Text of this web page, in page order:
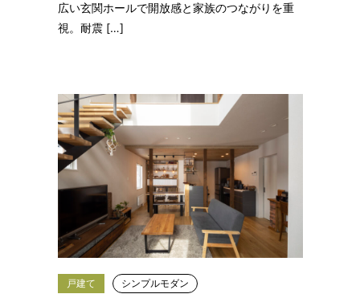
広い玄関ホールで開放感と家族のつながりを重
視。耐震 […]
戸建て シンプルモダン